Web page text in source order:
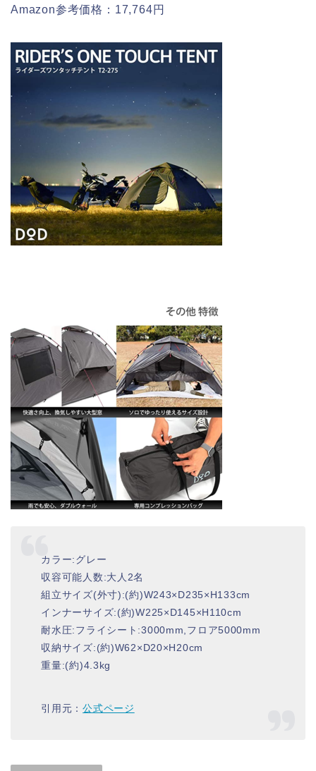
Amazon参考価格：17,764円
カラー:グレー
収容可能人数:大人2名
組立サイズ(外寸):(約)W243×D235×H133cm
インナーサイズ:(約)W225×D145×H110cm
耐水圧:フライシート:3000mm,フロア5000mm
収納サイズ:(約)W62×D20×H20cm
重量:(約)4.3kg
引用元：公式ページ